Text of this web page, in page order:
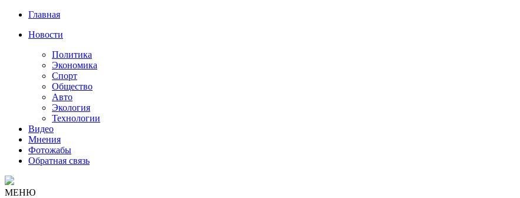
Главная
Новости
Политика
Экономика
Спорт
Общество
Авто
Экология
Технологии
Видео
Мнения
Фотожабы
Обратная связь
МЕНЮ